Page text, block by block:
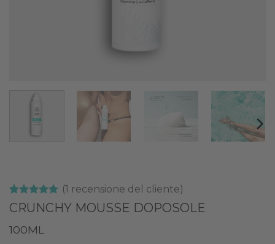
Valutato5
su 5 su
1
recensioni
(1 recensione del cliente)
CRUNCHY MOUSSE DOPOSOLE
100ML